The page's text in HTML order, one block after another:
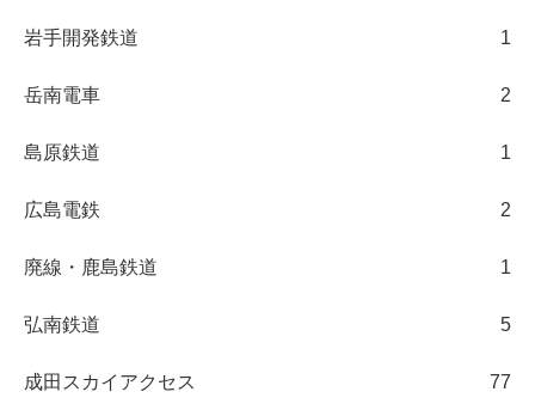
岩手開発鉄道 1
岳南電車 2
島原鉄道 1
広島電鉄 2
廃線・鹿島鉄道 1
弘南鉄道 5
成田スカイアクセス 77